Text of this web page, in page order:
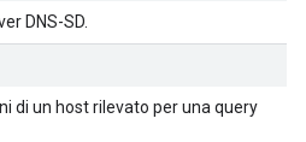
DNS-SD.
di un host rilevato per una query